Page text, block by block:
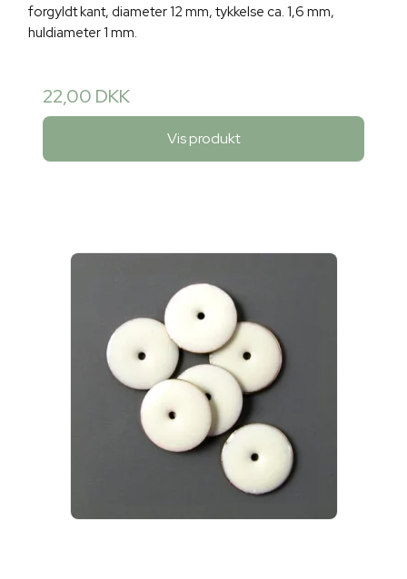
forgyldt kant, diameter 12 mm, tykkelse ca. 1,6 mm,
huldiameter 1 mm.
22,00 DKK
Vis produkt